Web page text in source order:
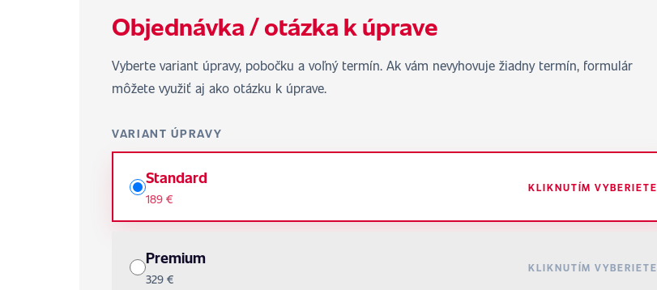
Objednávka / otázka k úprave
Vyberte variant úpravy, pobočku a voľný termín. Ak vám nevyhovuje žiadny termín, formulár
môžete využiť aj ako otázku k úprave.
VARIANT ÚPRAVY
Standard
189 €
KLIKNUTÍM VYBERIETE
Premium
329 €
KLIKNUTÍM VYBERIETE